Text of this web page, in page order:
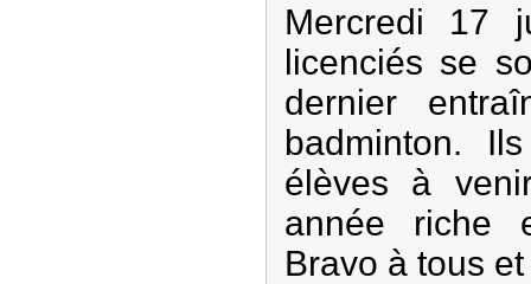
Mercredi 17
licenciés se
dernier
badminton.
élèves à
année riche
Bravo à tous